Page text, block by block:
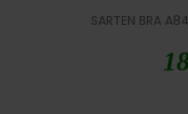
SARTEN BRA